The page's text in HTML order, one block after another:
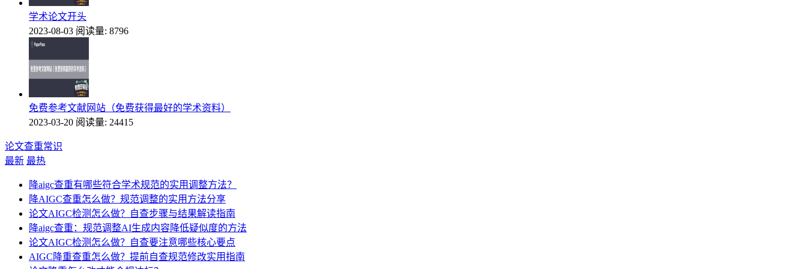
学术论文开头
2023-08-03 阅读量: 8796
免费参考文献网站（免费获得最好的学术资料）
2023-03-20 阅读量: 24415
论文查重常识
最新 最热
降aigc查重有哪些符合学术规范的实用调整方法？
降AIGC查重怎么做？规范调整的实用方法分享
论文AIGC检测怎么做？自查步骤与结果解读指南
降aigc查重：规范调整AI生成内容降低疑似度的方法
论文AIGC检测怎么做？自查要注意哪些核心要点
AIGC降重查重怎么做？提前自查规范修改实用指南